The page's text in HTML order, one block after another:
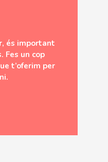
és important
Fes un cop
t’oferim per